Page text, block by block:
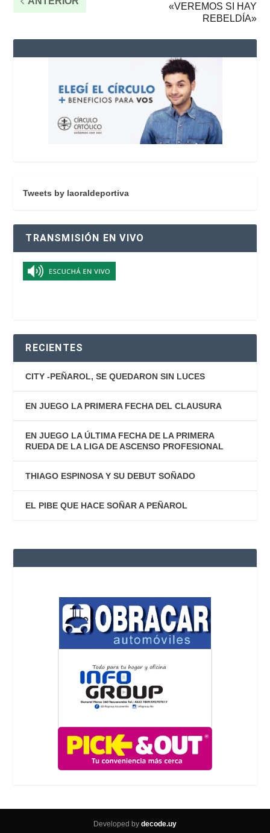
«VEREMOS SI HAY
REBELDÍA»
Tweets by laoraldeportiva
TRANSMISIÓN EN VIVO
RECIENTES
CITY -PEÑAROL, SE QUEDARON SIN LUCES
EN JUEGO LA PRIMERA FECHA DEL CLAUSURA
EN JUEGO LA ÚLTIMA FECHA DE LA PRIMERA
RUEDA DE LA LIGA DE ASCENSO PROFESIONAL
THIAGO ESPINOSA Y SU DEBUT SOÑADO
EL PIBE QUE HACE SOÑAR A PEÑAROL
Developed by decode.uy